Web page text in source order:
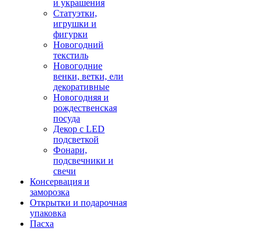
и украшения
Статуэтки,
игрушки и
фигурки
Новогодний
текстиль
Новогодние
венки, ветки, ели
декоративные
Новогодняя и
рождественская
посуда
Декор с LED
подсветкой
Фонари,
подсвечники и
свечи
Консервация и
заморозка
Открытки и подарочная
упаковка
Пасха